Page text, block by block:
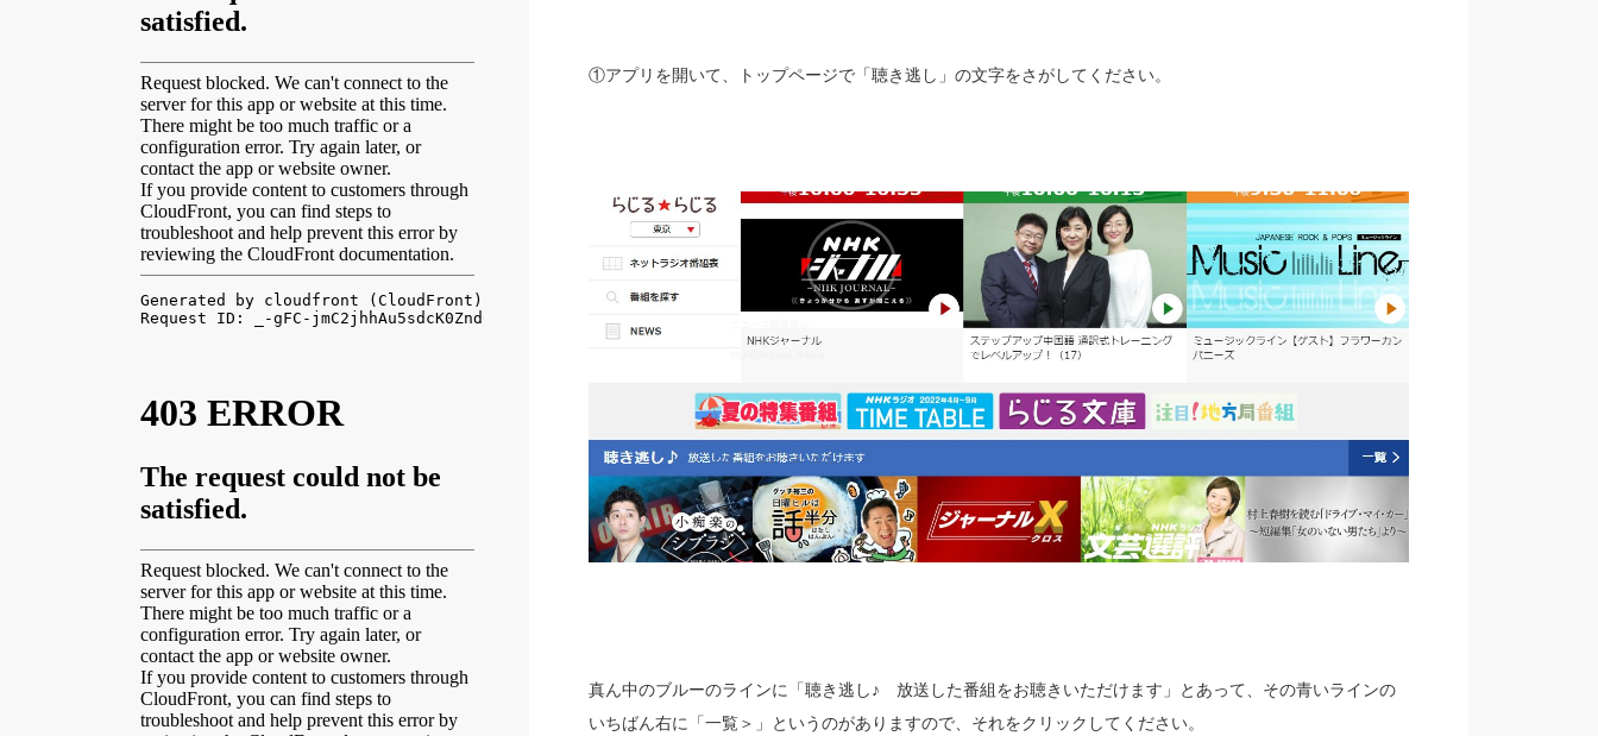
①アプリを開いて、トップページで「聴き逃し」の文字をさがしてください。
真ん中のブルーのラインに「聴き逃し♪ 放送した番組をお聴きいただけます」とあって、その青いラインの
いちばん右に「一覧＞」というのがありますので、それをクリックしてください。